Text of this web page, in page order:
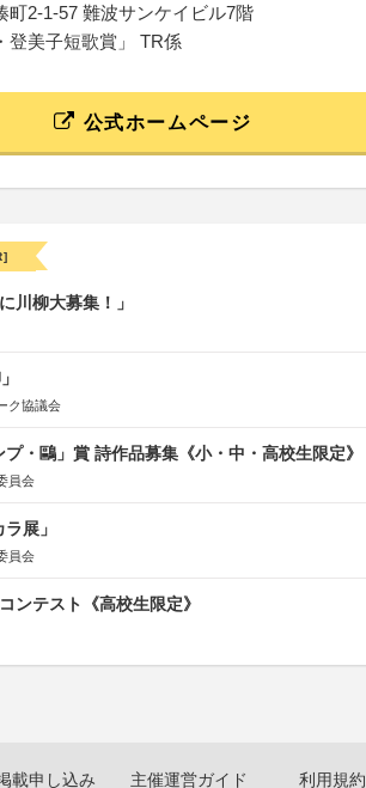
町2-1-57 難波サンケイビル7階
登美子短歌賞」 TR係
公式ホームページ
川柳大募集！」
ク協議会
・鷗」賞 詩作品募集《小・中・高校生限定》
員会
展」
員会
ンテスト《高校生限定》
載申し込み 主催運営ガイド 利用規約